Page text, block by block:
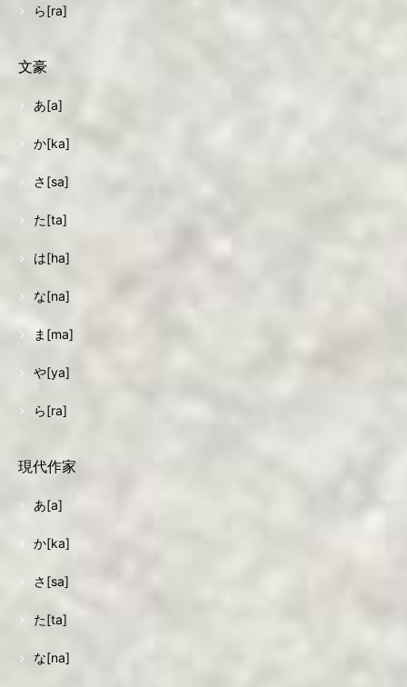
ら[ra]
文豪
あ[a]
か[ka]
さ[sa]
た[ta]
は[ha]
な[na]
ま[ma]
や[ya]
ら[ra]
現代作家
あ[a]
か[ka]
さ[sa]
た[ta]
な[na]